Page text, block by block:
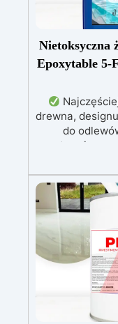
Nietoksyczna
Epoxytable 5-
drewna,
do
egzotermia
żółknięcie
pęcherzyki
wykończenie.
wolna od